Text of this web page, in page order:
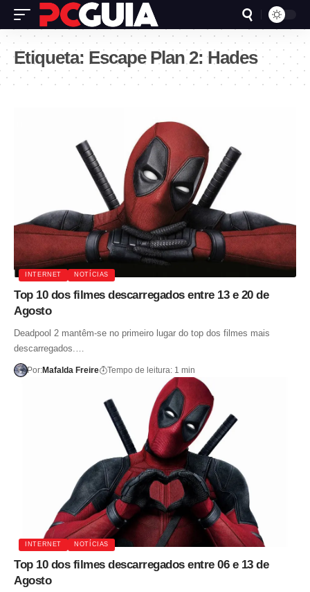
Etiqueta: Escape Plan 2: Hades
INTERNET NOTÍCIAS
Top 10 dos filmes descarregados entre 13 e 20 de
Agosto
Deadpool 2 mantêm-se no primeiro lugar do top dos filmes mais
descarregados.…
Por:Mafalda Freire Tempo de leitura: 1 min
INTERNET NOTÍCIAS
Top 10 dos filmes descarregados entre 06 e 13 de
Agosto